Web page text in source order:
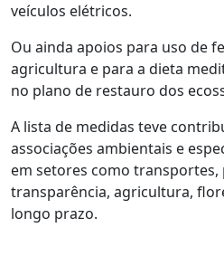
veículos elétricos.
Ou ainda apoios para uso de
agricultura e para a dieta
no plano de restauro dos
A lista de medidas teve
associações ambientais e
em setores como transportes,
transparência, agricultura,
longo prazo.